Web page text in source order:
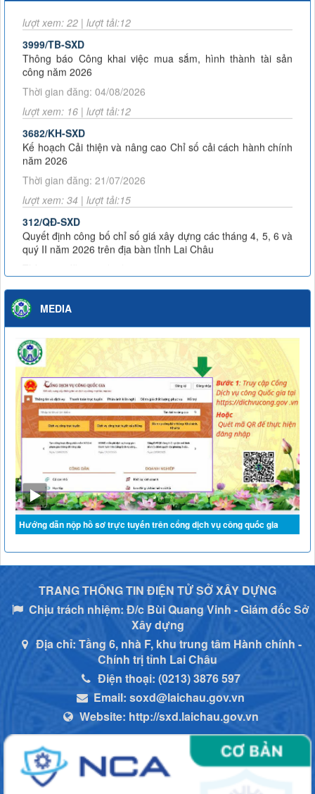
3999/TB-SXD
Thông báo Công khai việc mua sắm, hình thành tài sản
công năm 2026
Thời gian đăng: 04/08/2026
lượt xem: 16 | lượt tải:12
3682/KH-SXD
Kế hoạch Cải thiện và nâng cao Chỉ số cải cách hành chính
năm 2026
Thời gian đăng: 21/07/2026
lượt xem: 34 | lượt tải:15
312/QĐ-SXD
Quyết định công bố chỉ số giá xây dựng các tháng 4, 5, 6 và
quý II năm 2026 trên địa bàn tỉnh Lai Châu
Thời gian đăng: 04/08/2026
lượt xem: 22 | lượt tải:16
3453/KH-SXD
Kế hoạch Phát động đợt thi đua cao điểm thực hiện Chiến
dịch 90 ngày đêm khám sức khỏe định kỳ hoặc khám sàng
lọc miễn phí cho người dân trên địa bàn tỉnh Lai Châu
Thời gian đăng: 07/07/2026
lượt xem: 59 | lượt tải:24
MEDIA
Hướng dẫn nộp hồ sơ trực tuyến trên cổng dịch vụ công quốc gia
TRANG THÔNG TIN ĐIỆN TỬ SỞ XÂY DỰNG
Chịu trách nhiệm: Đ/c Bùi Quang Vinh - Giám đốc Sở
Xây dựng
Địa chỉ: Tầng 6, nhà F, khu trung tâm Hành chính -
Chính trị tỉnh Lai Châu
Điện thoại: (0213) 3876 597
Email: soxd@laichau.gov.vn
Website: http://sxd.laichau.gov.vn